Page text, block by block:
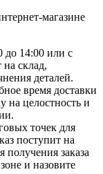
магазине
до 14:00 или с
на склад,
деталей.
время доставки
на целостность и
точек для
поступит на
получения заказа
и назовите